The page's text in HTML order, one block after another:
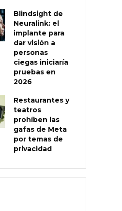
Blindsight de
Neuralink: el
implante para
dar visión a
personas
ciegas iniciaría
pruebas en
2026
Restaurantes y
teatros
prohíben las
gafas de Meta
por temas de
privacidad